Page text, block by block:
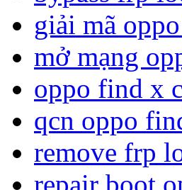
giải mã
mở mạng
oppo find x
qcn oppo
remove frp
repair boot